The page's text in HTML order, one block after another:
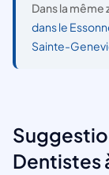
Dans la même
dans le
Sainte-
Dentistes